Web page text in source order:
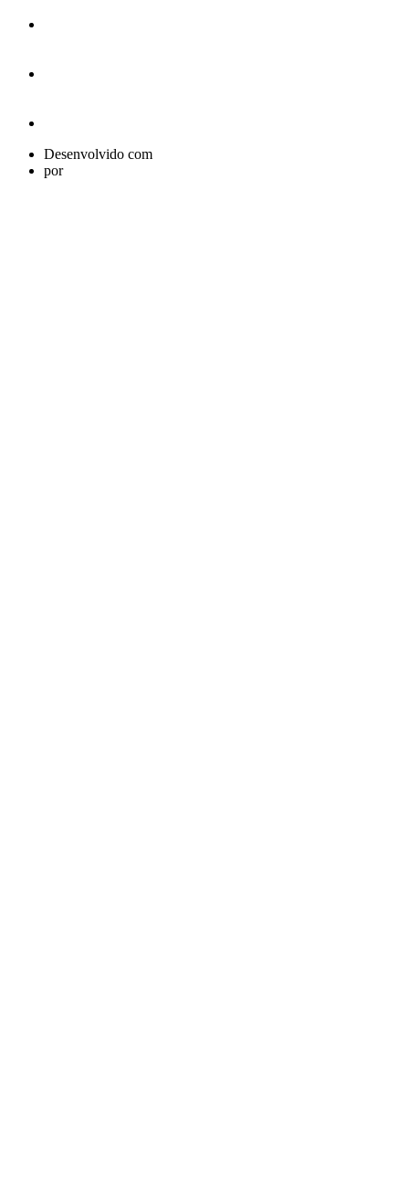
Desenvolvido com
por